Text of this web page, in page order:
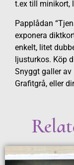
t.ex till minikort,
Papplådan
exponera
enkelt, litet
ljusturkos. Köp
Snyggt galler
Grafitgrå, eller